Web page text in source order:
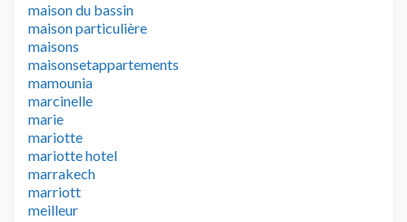
maison du bassin
maison particulière
maisons
maisonsetappartements
mamounia
marcinelle
marie
mariotte
mariotte hotel
marrakech
marriott
meilleur